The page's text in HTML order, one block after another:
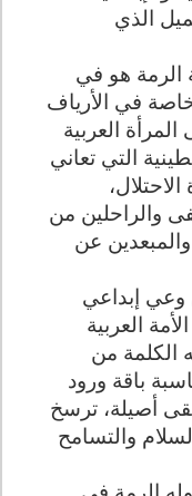
الذي
الرمة هو في
في الأرياف
العربية
التي تعاني
والراحلين من
عن
وعي إبداعي
العربية
الكلمة من
باقة ورود
أصيلة، ترسخ
والتسامح